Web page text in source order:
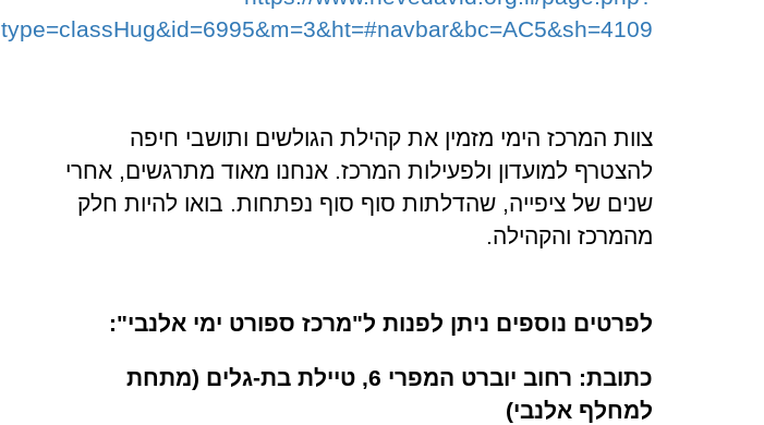
type=classHug&id=6995&m=3&ht=#navbar&bc=AC5&sh=4109
צוות המרכז הימי מזמין את קהילת הגולשים ותושבי חיפה
להצטרף למועדון ולפעילות המרכז. אנחנו מאוד מתרגשים, אחרי
שנים של ציפייה, שהדלתות סוף סוף נפתחות. בואו להיות חלק
מהמרכז והקהילה.
לפרטים נוספים ניתן לפנות ל"מרכז ספורט ימי אלנבי":
כתובת:
רחוב יוברט המפרי 6, טיילת בת-גלים (מתחת
למחלף אלנבי)